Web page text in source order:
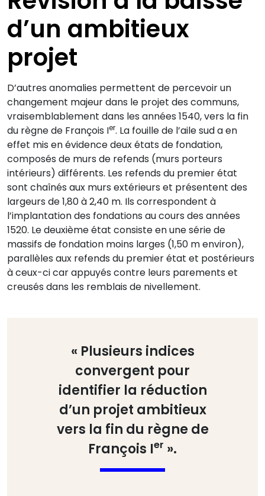
d’un ambitieux
projet
D’autres anomalies permettent de percevoir un
changement majeur dans le projet des communs,
vraisemblablement dans les années 1540, vers la fin
du règne de François Ier. La fouille de l’aile sud a en
effet mis en évidence deux états de fondation,
composés de murs de refends (murs porteurs
intérieurs) différents. Les refends du premier état
sont chaînés aux murs extérieurs et présentent des
largeurs de 1,80 à 2,40 m. Ils correspondent à
l’implantation des fondations au cours des années
1520. Le deuxième état consiste en une série de
massifs de fondation moins larges (1,50 m environ),
parallèles aux refends du premier état et postérieurs
à ceux-ci car appuyés contre leurs parements et
creusés dans les remblais de nivellement.
« Plusieurs indices
convergent pour
identifier la réduction
d’un projet ambitieux
vers la fin du règne de
François Ier ​».